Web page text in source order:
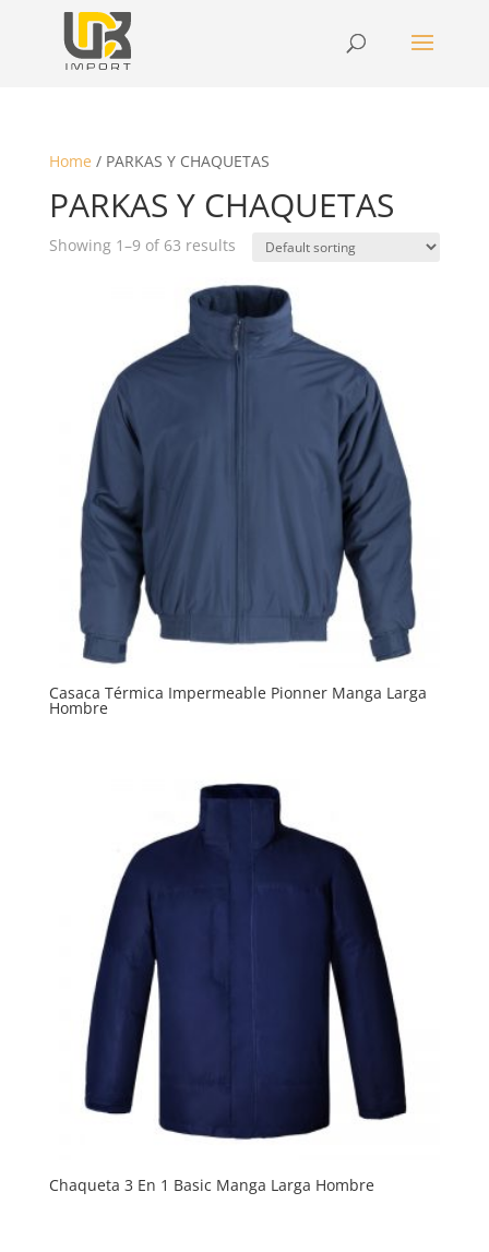
Home / PARKAS Y CHAQUETAS
PARKAS Y CHAQUETAS
Showing 1–9 of 63 results
Casaca Térmica Impermeable Pionner Manga Larga
Hombre
Chaqueta 3 En 1 Basic Manga Larga Hombre